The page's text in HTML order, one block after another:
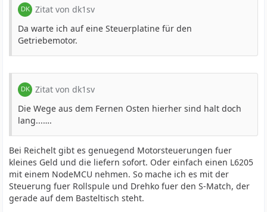
Zitat von dk1sv
Da warte ich auf eine Steuerplatine für den
Getriebemotor.
Zitat von dk1sv
Die Wege aus dem Fernen Osten hierher sind halt doch
lang...….
Bei Reichelt gibt es genuegend Motorsteuerungen fuer
kleines Geld und die liefern sofort. Oder einfach einen L6205
mit einem NodeMCU nehmen. So mache ich es mit der
Steuerung fuer Rollspule und Drehko fuer den S-Match, der
gerade auf dem Basteltisch steht.